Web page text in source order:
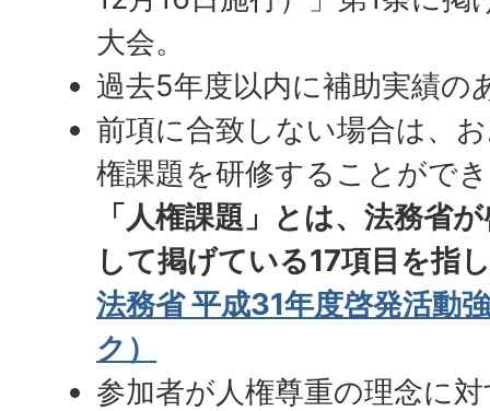
大会。
過去5年度以内に補助実績の
前項に合致しない場合は、
権課題を研修することがで
「人権課題」とは、法務省
して掲げている17項目を指
法務省 平成31年度啓発活動
ク）
参加者が人権尊重の理念に